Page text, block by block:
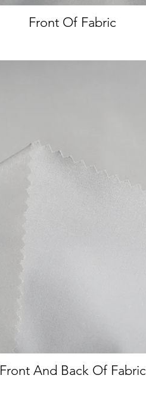
Front Of Fabric
Front And Back Of Fabric